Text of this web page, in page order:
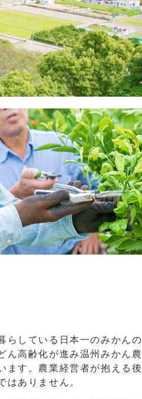
らしている日本一のみかんの
ん高齢化が進み温州みかん農
ます。農業経営者が抱える後
はありません。